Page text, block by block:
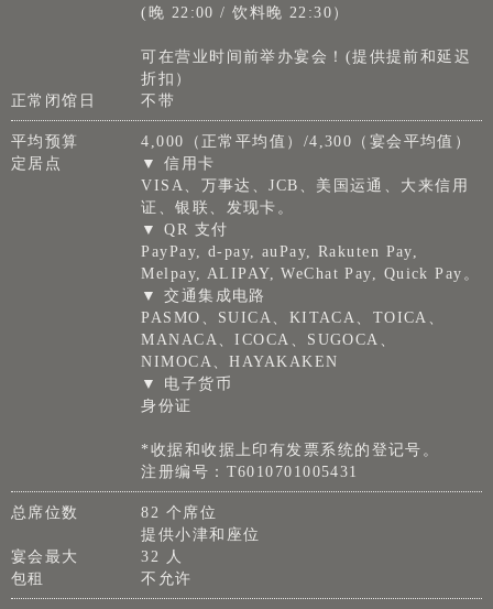
(晚 22:00 / 饮料晚 22:30）
可在营业时间前举办宴会！(提供提前和延迟
折扣）
正常闭馆日
不带
平均预算
4,000（正常平均值）/4,300（宴会平均值）
定居点
▼ 信用卡
VISA、万事达、JCB、美国运通、大来信用
证、银联、发现卡。
▼ QR 支付
PayPay, d-pay, auPay, Rakuten Pay,
Melpay, ALIPAY, WeChat Pay, Quick Pay。
▼ 交通集成电路
PASMO、SUICA、KITACA、TOICA、
MANACA、ICOCA、SUGOCA、
NIMOCA、HAYAKAKEN
▼ 电子货币
身份证
*收据和收据上印有发票系统的登记号。
注册编号：T6010701005431
总席位数
82 个席位
提供小津和座位
宴会最大
32 人
包租
不允许